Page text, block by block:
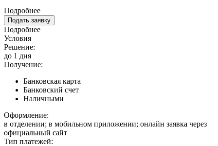
Подробнее
Подать заявку
Подробнее
Условия
Решение:
до 1 дня
Получение:
Банковская карта
Банковский счет
Наличными
Оформление:
в отделении; в мобильном приложении; онлайн заявка через
официальный сайт
Тип платежей: